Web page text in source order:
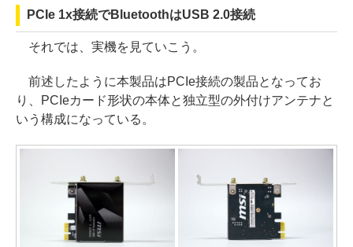
PCIe 1x接続でBluetoothはUSB 2.0接続
それでは、実機を見ていこう。
前述したように本製品はPCIe接続の製品となってお
り、PCIeカード形状の本体と独立型の外付けアンテナと
いう構成になっている。